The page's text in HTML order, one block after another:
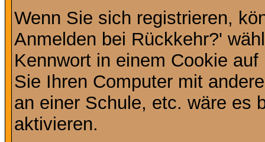
Wenn Sie sich registrieren,
Anmelden bei Rückkehr?'
Kennwort in einem Cookie
Sie Ihren Computer mit
an einer Schule, etc. wäre es
aktivieren.